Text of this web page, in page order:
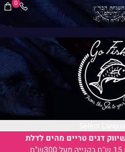
0
דגים טריים מהים לדלת